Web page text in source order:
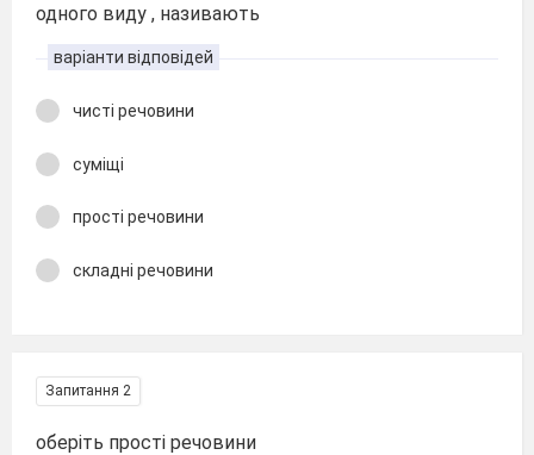
одного виду , називають
варіанти відповідей
чисті речовини
суміщі
прості речовини
складні речовини
Запитання 2
оберіть прості речовини